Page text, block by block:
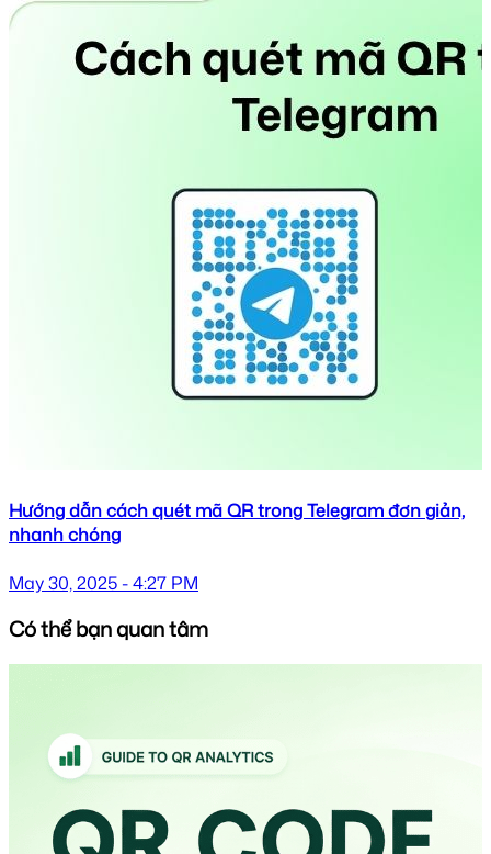
Hướng dẫn cách quét mã QR trong Telegram đơn giản,
nhanh chóng
May 30, 2025 - 4:27 PM
Có thể bạn quan tâm